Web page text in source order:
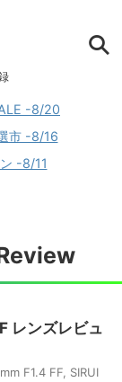
-8/20
市 -8/16
-8/11
レンズレビュ
F1.4 FF SIRUI